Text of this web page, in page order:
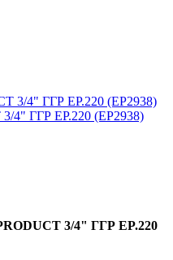
4" ГГР EP.220 (EP2938)
3/4" ГГР EP.220